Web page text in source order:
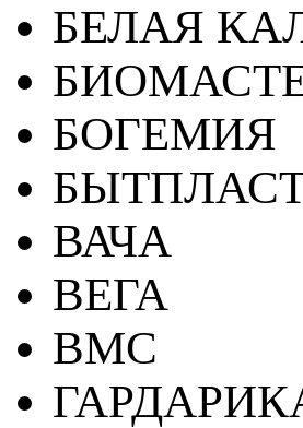
БЕЛАЯ
БОГЕМИЯ
ВАЧА
ВЕГА
ВМС